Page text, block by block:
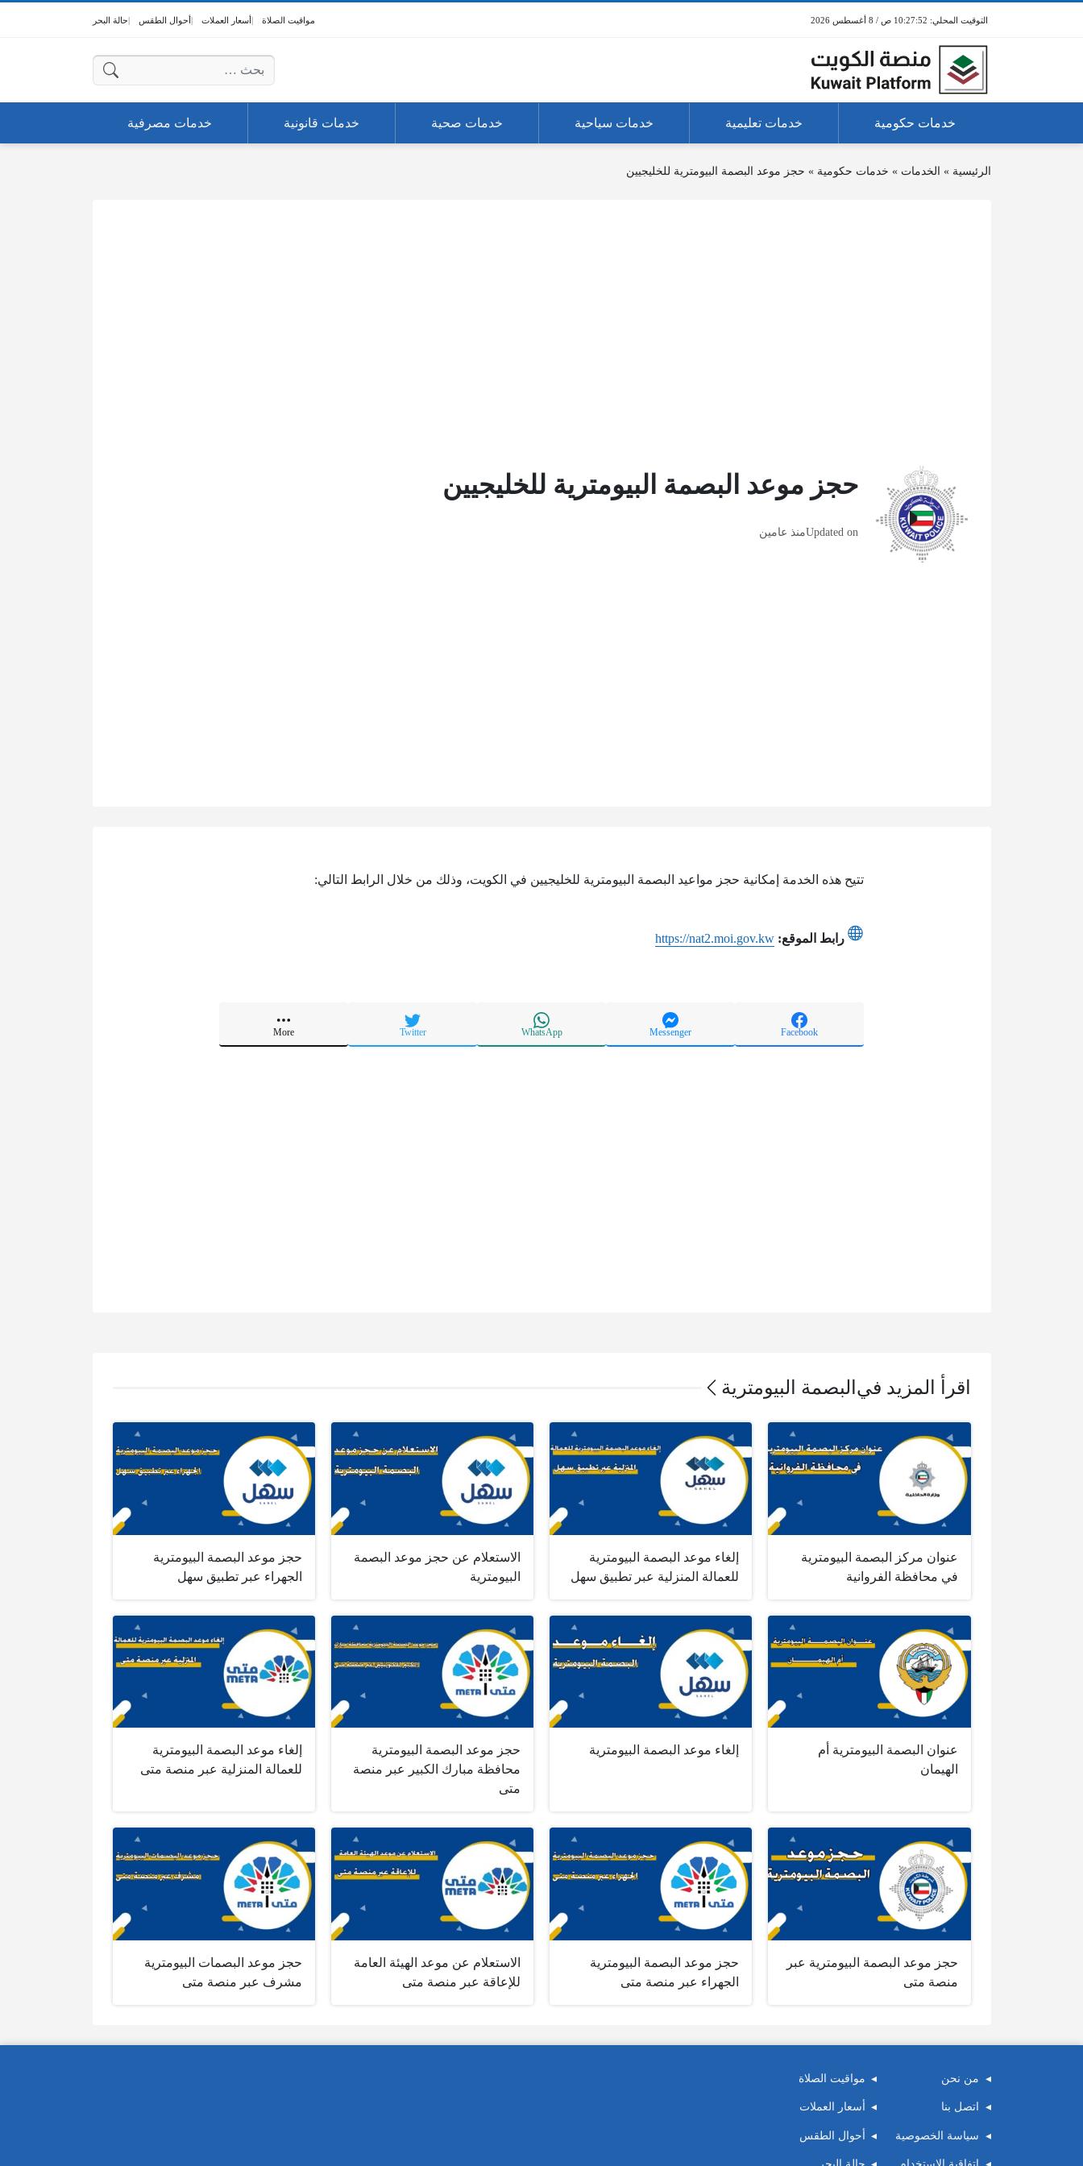
10:27:52 ص / 8 أغسطس 2026 مواقيت الصلاة أسعار العملات أحوال الطقس حالة البحر
البحث عن:
خدمات حكومية خدمات تعليمية خدمات سياحية خدمات صحية خدمات قانونية خدمات مصرفية
الرئيسية » الخدمات » خدمات حكومية » حجز موعد البصمة البيومترية للخليجيين
حجز موعد البصمة البيومترية للخليجيين
Updated onمنذ عامين
تتيح هذه الخدمة إمكانية حجز مواعيد البصمة البيومترية للخليجيين في الكويت، وذلك من خلال الرابط التالي:
رابط الموقع: https://nat2.moi.gov.kw
Facebook
Messenger
WhatsApp
Twitter
More
اقرأ المزيد في البصمة البيومترية
عنوان مركز البصمة البيومترية
في محافظة الفروانية
إلغاء موعد البصمة البيومترية
للعمالة المنزلية عبر تطبيق سهل
الاستعلام عن حجز موعد البصمة
البيومترية
حجز موعد البصمة البيومترية
الجهراء عبر تطبيق سهل
عنوان البصمة البيومترية أم
الهيمان
إلغاء موعد البصمة البيومترية
حجز موعد البصمة البيومترية
محافظة مبارك الكبير عبر منصة
متى
إلغاء موعد البصمة البيومترية
للعمالة المنزلية عبر منصة متى
حجز موعد البصمة البيومترية عبر
منصة متى
حجز موعد البصمة البيومترية
الجهراء عبر منصة متى
الاستعلام عن موعد الهيئة العامة
للإعاقة عبر منصة متى
حجز موعد البصمات البيومترية
مشرف عبر منصة متى
من نحن
اتصل بنا
سياسة الخصوصية
مواقيت الصلاة
أسعار العملات
أحوال الطقس